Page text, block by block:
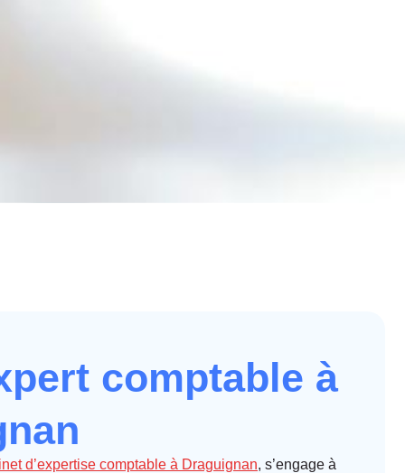
comptable à
d’expertise comptable à Draguignan, s’engage à